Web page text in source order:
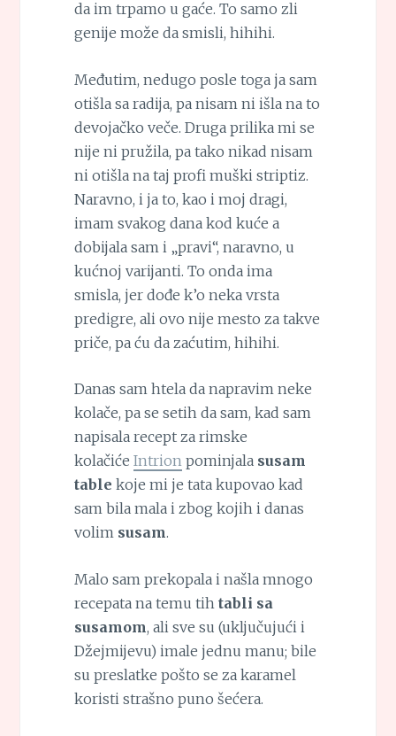
da im trpamo u gaće. To samo zli
genije može da smisli, hihihi.
Međutim, nedugo posle toga ja sam
otišla sa radija, pa nisam ni išla na to
devojačko veče. Druga prilika mi se
nije ni pružila, pa tako nikad nisam
ni otišla na taj profi muški striptiz.
Naravno, i ja to, kao i moj dragi,
imam svakog dana kod kuće a
dobijala sam i „pravi“, naravno, u
kućnoj varijanti. To onda ima
smisla, jer dođe k’o neka vrsta
predigre, ali ovo nije mesto za takve
priče, pa ću da zaćutim, hihihi.
Danas sam htela da napravim neke
kolače, pa se setih da sam, kad sam
napisala recept za rimske
kolačiće Intrionpominjala susam
table koje mi je tata kupovao kad
sam bila mala i zbog kojih i danas
volim susam.
Malo sam prekopala i našla mnogo
recepata na temu tih tabli sa
susamom, ali sve su (uključujući i
Džejmijevu) imale jednu manu; bile
su preslatke pošto se za karamel
koristi strašno puno šećera.